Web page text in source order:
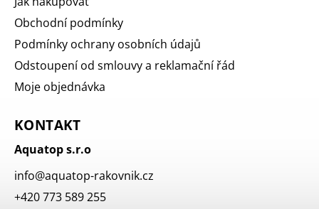
Obchodní podmínky
Podmínky ochrany osobních údajů
Odstoupení od smlouvy a reklamační řád
Moje objednávka
KONTAKT
Aquatop s.r.o
info@aquatop-rakovnik.cz
+420 773 589 255